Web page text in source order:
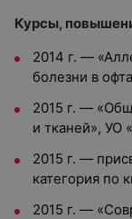
Курсы,
2014 г. —
болезни в
2015 г. —
и тканей», УО
2015 г. —
категория по
2015 г. —